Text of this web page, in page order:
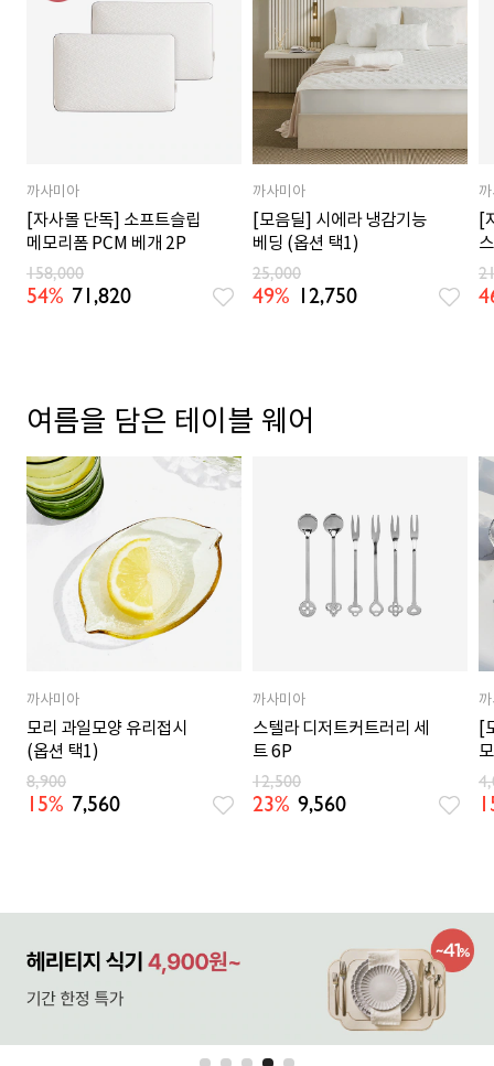
까사미아
[자사몰 단독] 소프트슬립
메모리폼 PCM 베개 2P
158,000
54% 71,820
까사미아
[모음딜] 시에라 냉감기능
베딩 (옵션 택1)
25,000
49% 12,750
[
여름을 담은 테이블 웨어
까사미아
모리 과일모양 유리접시
(옵션 택1)
8,900
15% 7,560
까사미아
스텔라 디저트커트러리 세
트 6P
12,500
23% 9,560
[